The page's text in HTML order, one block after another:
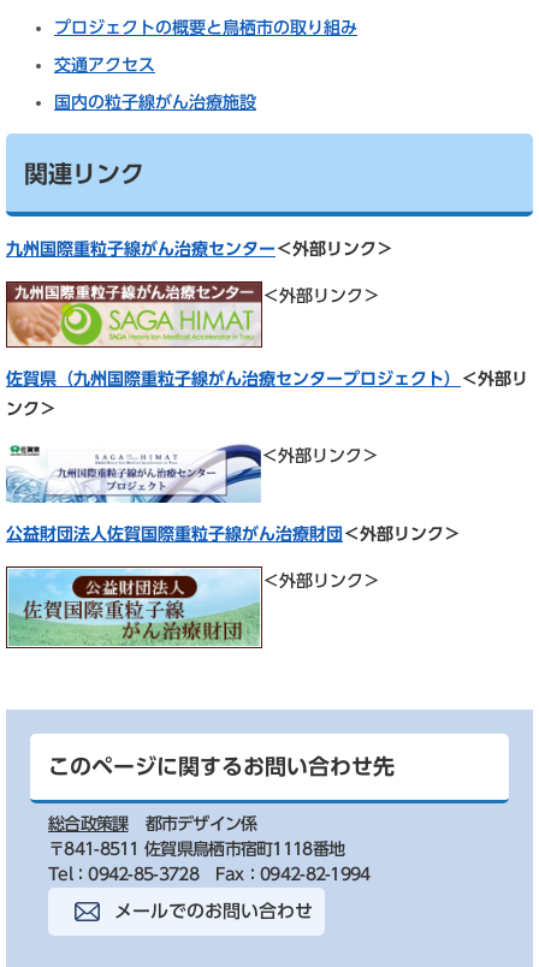
プロジェクトの概要と鳥栖市の取り組み
交通アクセス
国内の粒子線がん治療施設
関連リンク
九州国際重粒子線がん治療センター ＜外部リンク＞
＜外部リンク＞
佐賀県（九州国際重粒子線がん治療センタープロジェクト）
＜外部リ
ンク＞
＜外部リンク＞
公益財団法人佐賀国際重粒子線がん治療財団 ＜外部リンク＞
＜外部リンク＞
このページに関するお問い合わせ先
総合政策課
都市デザイン係
〒841-8511 佐賀県鳥栖市宿町1118番地
Tel：0942-85-3728
Fax：0942-82-1994
メールでのお問い合わせ